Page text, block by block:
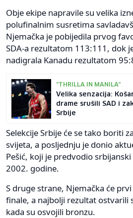
Obje ekipe napravile su velika
polufinalnim susretima
Njemačka je pobijedila prvog
SDA-a rezultatom 113:111, dok
nadigrala Kanadu rezultatom
"THRILLA IN MANILA"
Velika senzacija:
drame srušili SAD i
Srbije
Selekcije Srbije će se tako boriti
svijeta, a posljednju je donio
Pešić, koji je predvodio
2002. godine.
S druge strane, Njemačka će
finale, a najbolji rezultat ostvarili
kada su osvojili bronzu.